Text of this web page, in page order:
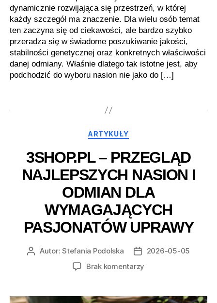
dynamicznie rozwijająca się przestrzeń, w której
każdy szczegół ma znaczenie. Dla wielu osób temat
ten zaczyna się od ciekawości, ale bardzo szybko
przeradza się w świadome poszukiwanie jakości,
stabilności genetycznej oraz konkretnych właściwości
danej odmiany. Właśnie dlatego tak istotne jest, aby
podchodzić do wyboru nasion nie jako do […]
Kategorie
ARTYKUŁY
3SHOP.PL – PRZEGLĄD
NAJLEPSZYCH NASION I
ODMIAN DLA
WYMAGAJĄCYCH
PASJONATÓW UPRAWY
AutorAutor:Stefania Podolska
Data2026-05-05
Brak komentarzy
Przegląd